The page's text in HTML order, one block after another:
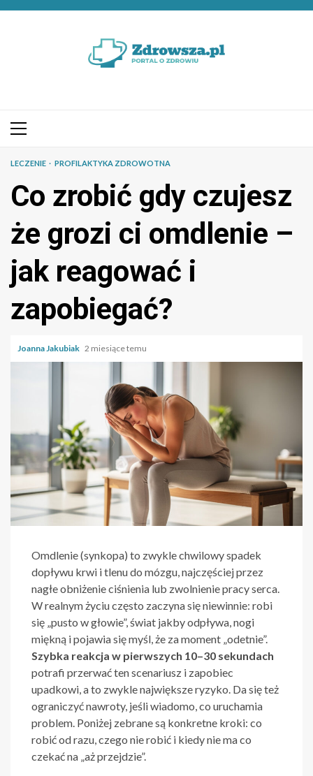
Przejdź
Menu
LECZENIE PROFILAKTYKA ZDROWOTNA
Co zrobić gdy czujesz
że grozi ci omdlenie –
jak reagować i
zapobiegać?
Joanna Jakubiak 2 miesiące temu
Omdlenie (synkopa) to zwykle chwilowy spadek
dopływu krwi i tlenu do mózgu, najczęściej przez
nagłe obniżenie ciśnienia lub zwolnienie pracy serca.
W realnym życiu często zaczyna się niewinnie: robi
się „pusto w głowie”, świat jakby odpływa, nogi
miękną i pojawia się myśl, że za moment „odetnie”.
Szybka reakcja w pierwszych 10–30 sekundach
potrafi przerwać ten scenariusz i zapobiec
upadkowi, a to zwykle największe ryzyko. Da się też
ograniczyć nawroty, jeśli wiadomo, co uruchamia
problem. Poniżej zebrane są konkretne kroki: co
robić od razu, czego nie robić i kiedy nie ma co
czekać na „aż przejdzie”.